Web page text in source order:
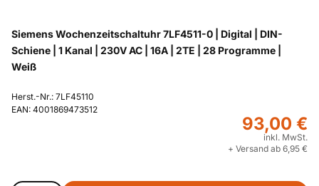
Siemens Wochenzeitschaltuhr 7LF4511-0 | Digital | DIN-
Schiene | 1 Kanal | 230V AC | 16A | 2TE | 28 Programme |
Weiß
Herst.-Nr.: 7LF45110
EAN: 4001869473512
93,00 €
inkl. MwSt.
+ Versand ab 6,95 €